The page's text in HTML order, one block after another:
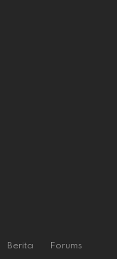
Berita Forums